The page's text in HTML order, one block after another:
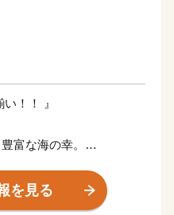
！！ 』
富な海の幸。
が誇る、
を見る